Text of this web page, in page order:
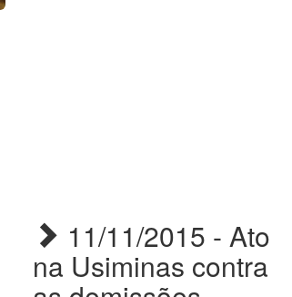
11/11/2015 - Ato
na Usiminas contra